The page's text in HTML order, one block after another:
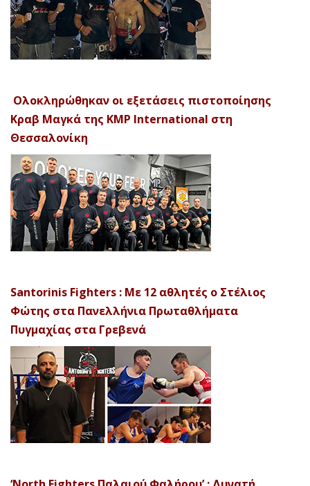
Ολοκληρώθηκαν οι εξετάσεις πιστοποίησης
Κραβ Μαγκά της KMP International στη
Θεσσαλονίκη
Santorinis Fighters : Με 12 αθλητές ο Στέλιος
Φώτης στα Πανελλήνια Πρωταθλήματα
Πυγμαχίας στα Γρεβενά